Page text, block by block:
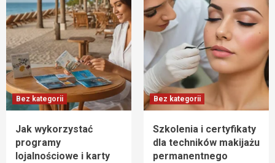
Bez kategorii
Jak wykorzystać
programy
lojalnościowe i karty
Bez kategorii
Szkolenia i certyfikaty
dla techników makijażu
permanentnego